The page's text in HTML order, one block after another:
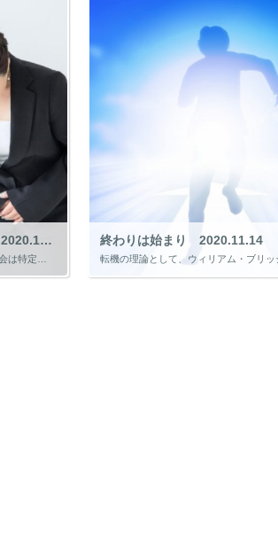
法人化して1年が経ちました 2020.11.22
本日、ラーニングスキルマイスター協会は特定非営利活動法人として設立してから1年になります。 会員の皆様、役員の皆様の支えがありなんとか1年を迎えることができました。 心から感謝申し上げます。 私も含め、役員の皆さんも仕事 […]
終わりは始まり 2020.11.14